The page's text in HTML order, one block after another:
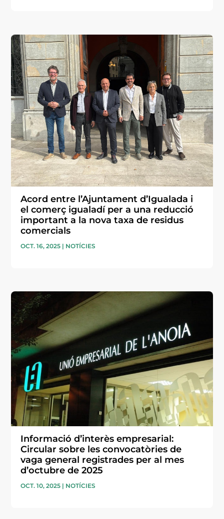
Acord entre l’Ajuntament d’Igualada i
el comerç igualadí per a una reducció
important a la nova taxa de residus
comercials
OCT. 16, 2025 | NOTÍCIES
Informació d’interès empresarial:
Circular sobre les convocatòries de
vaga general registrades per al mes
d’octubre de 2025
OCT. 10, 2025 | NOTÍCIES